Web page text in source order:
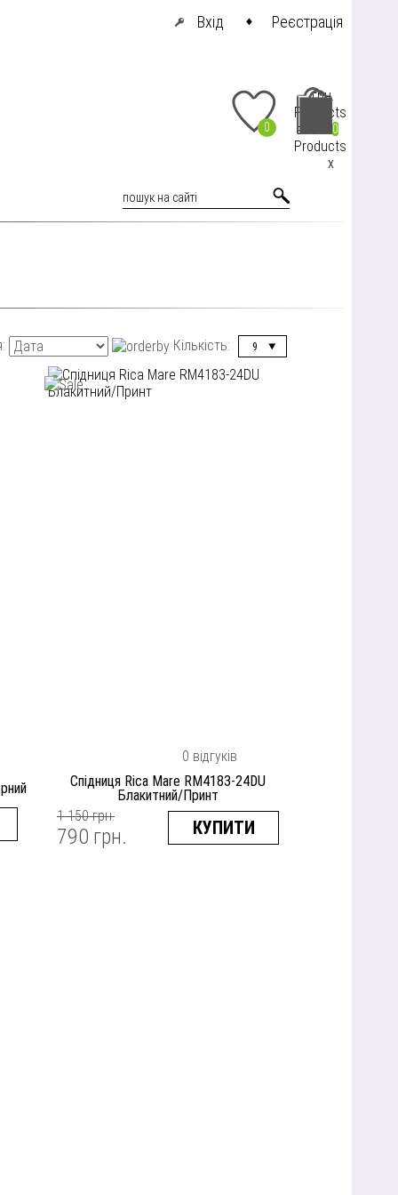
Вхід Реєстрація
0 0
грн.
Products
at cart
Products
x
Кількість: 9
0 відгуків
Спідниця Rica Mare RM4183-24DU
Блакитний/Принт
1 150 грн.
790 грн. КУПИТИ